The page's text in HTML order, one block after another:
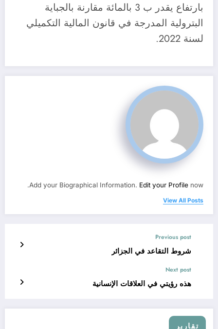
بارتفاع يقدر ب 3 بالمائة مقارنة بالجباية
البترولية المدرجة في قانون المالية التكميلي
لسنة 2022.
Add your Biographical Information. Edit your Profile now.
View All Posts
Previous post
شروط التقاعد في الجزائر
Next post
هذه رؤيتي في العلاقات الإنسانية
تقارير